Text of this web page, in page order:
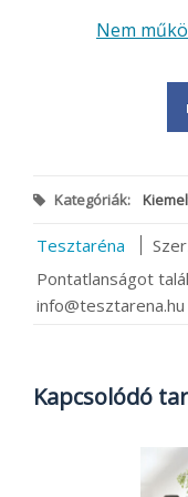
Nem
Kategóriák:
Tesztaréna
Pontatlanságot
info@tesztarena.hu
Kapcsolódó